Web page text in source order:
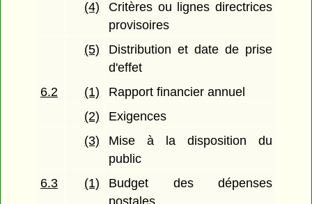
(4)
Critères ou lignes directrices
provisoires
(5)
Distribution et date de prise
d'effet
6.2
(1)
Rapport financier annuel
(2)
Exigences
(3)
Mise à la disposition du
public
6.3
(1)
Budget des dépenses